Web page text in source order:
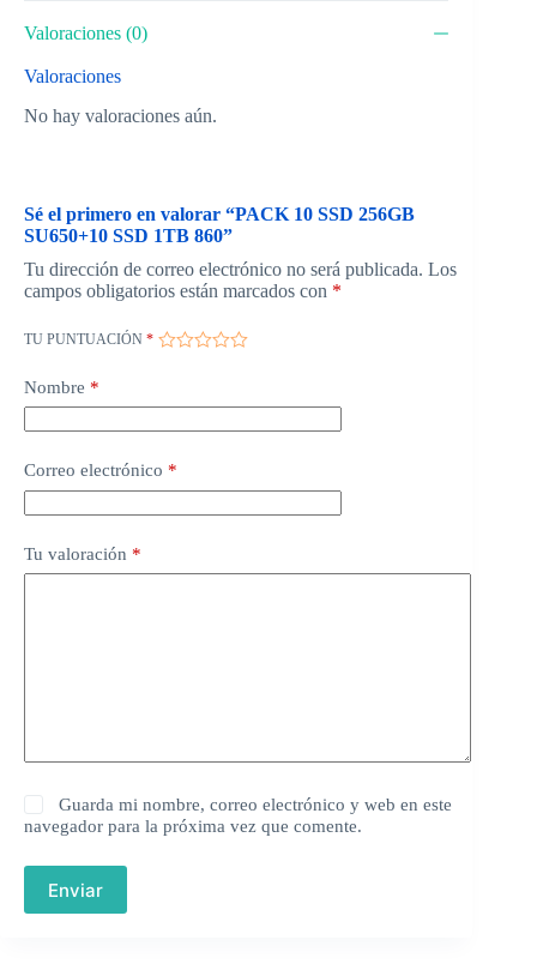
Valoraciones (0)
Valoraciones
No hay valoraciones aún.
Sé el primero en valorar “PACK 10 SSD 256GB
SU650+10 SSD 1TB 860”
Tu dirección de correo electrónico no será publicada. Los
campos obligatorios están marcados con *
TU PUNTUACIÓN *
Nombre *
Correo electrónico *
Tu valoración *
Guarda mi nombre, correo electrónico y web en este
navegador para la próxima vez que comente.
Enviar